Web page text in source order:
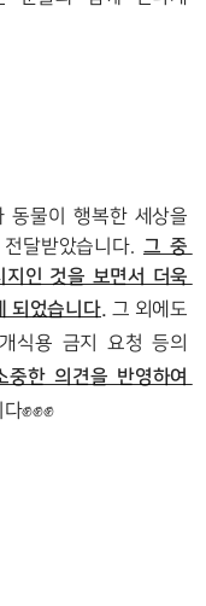
동물이 행복한 세상을
달받았습니다. 그 중
지인 것을 보면서 더욱
되었습니다. 그 외에도
식용 금지 요청 등의
중한 의견을 반영하여
‍✊‍✊‍✊